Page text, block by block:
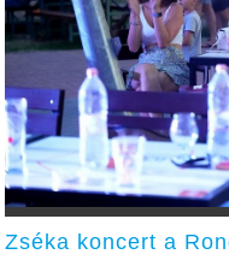
Zséka koncert a